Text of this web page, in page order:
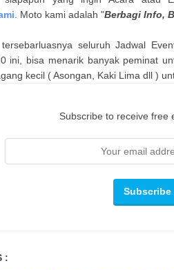
. Moto kami adalah "Berbagi Info,
seluruh Jadwal
ini, bisa menarik banyak peminat
kecil ( Asongan, Kaki Lima dll )
Subscribe to receive free
: